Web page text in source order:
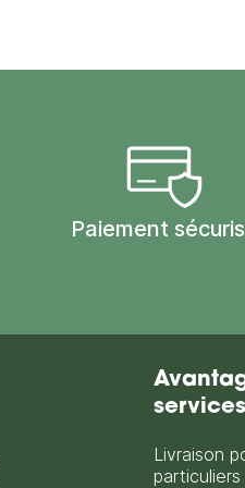
Paiement
services
Livraison
particuliers